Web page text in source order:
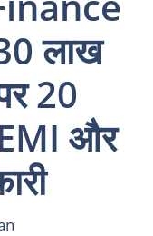
लाख
20
और